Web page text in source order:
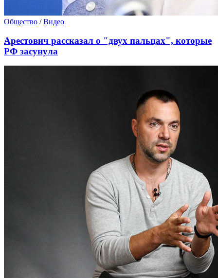
Общество /Видео
Арестович рассказал о "двух пальцах", которые
РФ засунула